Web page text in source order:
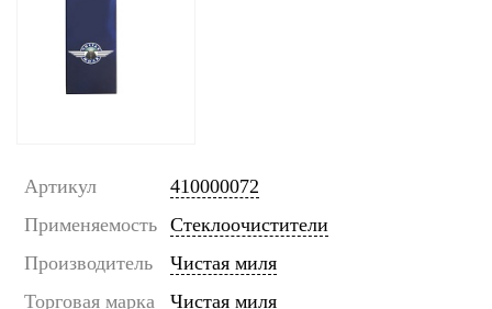
Артикул
410000072
Применяемость Стеклоочистители
Производитель
Чистая миля
Торговая марка
Чистая миля